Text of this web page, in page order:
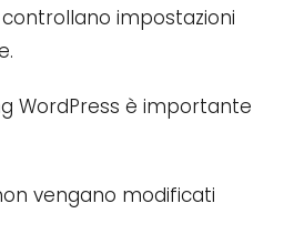
impostazioni
WordPress è importante
vengano modificati